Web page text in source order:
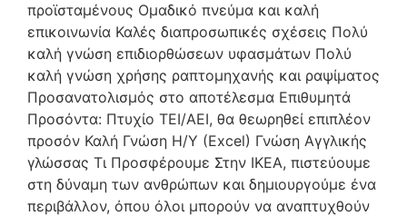
προϊσταμένους Ομαδικό πνεύμα και καλή
επικοινωνία Καλές διαπροσωπικές σχέσεις Πολύ
καλή γνώση επιδιορθώσεων υφασμάτων Πολύ
καλή γνώση χρήσης ραπτομηχανής και ραψίματος
Προσανατολισμός στο αποτέλεσμα Επιθυμητά
Προσόντα: Πτυχίο ΤΕΙ/ΑΕΙ, θα θεωρηθεί επιπλέον
προσόν Καλή Γνώση Η/Υ (Excel) Γνώση Αγγλικής
γλώσσας Τι Προσφέρουμε Στην ΙΚΕΑ, πιστεύουμε
στη δύναμη των ανθρώπων και δημιουργούμε ένα
περιβάλλον, όπου όλοι μπορούν να αναπτυχθούν